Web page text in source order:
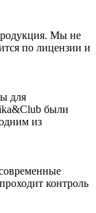
Мы не
по лицензии и
для
были
из
контроль